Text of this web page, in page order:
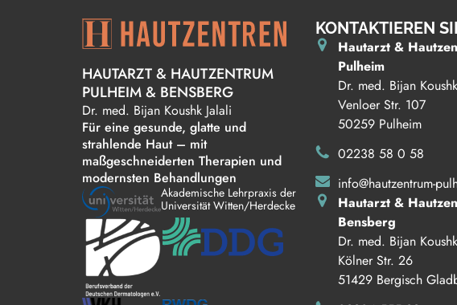
HAUTARZT & HAUTZENTRUM
PULHEIM & BENSBERG
Dr. med. Bi jan Koushk Jalali
Für eine gesunde, glatte und
strahlende Haut – mit
maßgeschneiderten Therapien und
modernsten Behandlungen
Akademische Lehrpraxis der
Universität Witten/Herdecke
KONTAKTIEREN
Hautarzt &
Pulheim
Dr. med. Bijan
Venloer Str. 107
50259 Pulheim
02238 58 0 58
info@hautzentrum-
Hautarzt &
Bensberg
Dr. med. Bijan
Kölner Str. 26
51429 Bergisch